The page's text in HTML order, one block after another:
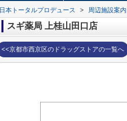
日本トータルプロデュース > 周辺施設案内
スギ薬局 上桂山田口店
<<京都市西京区のドラッグストアの一覧へ